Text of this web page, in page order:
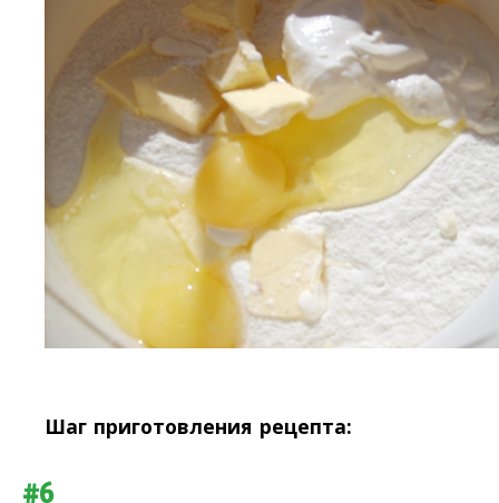
Шаг приготовления рецепта:
#6